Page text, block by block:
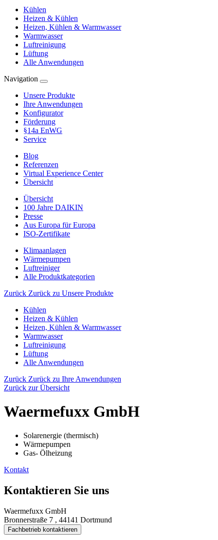
Kühlen
Heizen & Kühlen
Heizen, Kühlen & Warmwasser
Warmwasser
Luftreinigung
Lüftung
Alle Anwendungen
Navigation
Unsere Produkte
Ihre Anwendungen
Konfigurator
Förderung
§14a EnWG
Service
Blog
Referenzen
Virtual Experience Center
Übersicht
Übersicht
100 Jahre DAIKIN
Presse
Aus Europa für Europa
ISO-Zertifikate
Klimaanlagen
Wärmepumpen
Luftreiniger
Alle Produktkategorien
Zurück Zurück zu Unsere Produkte
Kühlen
Heizen & Kühlen
Heizen, Kühlen & Warmwasser
Warmwasser
Luftreinigung
Lüftung
Alle Anwendungen
Zurück Zurück zu Ihre Anwendungen
Zurück zur Übersicht
Waermefuxx GmbH
Solarenergie (thermisch)
Wärmepumpen
Gas- Ölheizung
Kontakt
Kontaktieren Sie uns
Waermefuxx GmbH
Bronnerstraße 7 , 44141 Dortmund
Fachbetrieb kontaktieren